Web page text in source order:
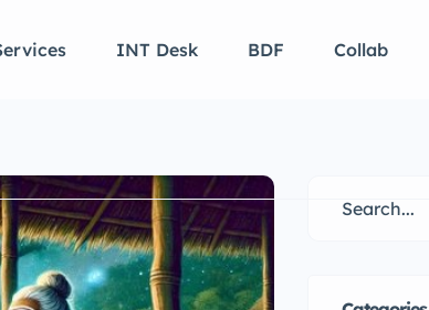
INT Desk BDF Collab